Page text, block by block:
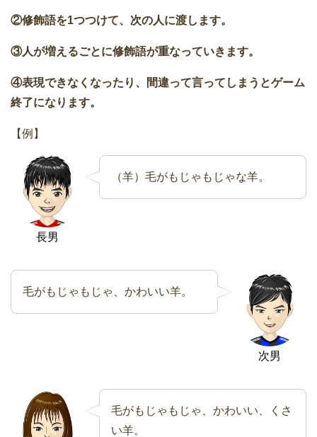
②修飾語を1つつけて、次の人に渡します。
③人が増えるごとに修飾語が重なっていきます。
④表現できなくなったり、間違って言ってしまうとゲーム
終了になります。
【例】
長男
（羊）毛がもじゃもじゃな羊。
次男
毛がもじゃもじゃ、かわいい羊。
毛がもじゃもじゃ、かわいい、くさ
い羊。